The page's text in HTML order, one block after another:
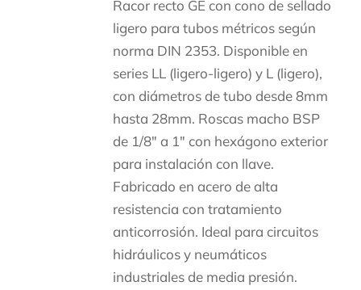
Racor recto GE con cono de sellado
ligero para tubos métricos según
norma DIN 2353. Disponible en
series LL (ligero-ligero) y L (ligero),
con diámetros de tubo desde 8mm
hasta 28mm. Roscas macho BSP
de 1/8″ a 1″ con hexágono exterior
para instalación con llave.
Fabricado en acero de alta
resistencia con tratamiento
anticorrosión. Ideal para circuitos
hidráulicos y neumáticos
industriales de media presión.